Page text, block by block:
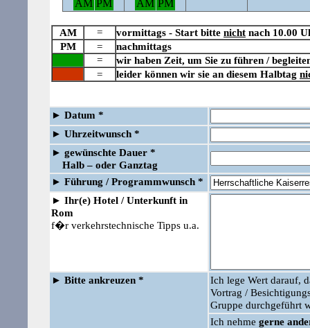
AM = vormittags - Start bitte nicht nach 10.00
PM
=
nachmittags
=
wir haben Zeit, um Sie zu führen /
=
leider können wir sie an diesem Halbtag
► Datum *
► Uhrzeitwunsch *
► gewünschte Dauer *
Halb – oder Ganztag
► Führung /Programmwunsch *
► Ihr(e) Hotel / Unterkunft in
Rom
f�r verkehrstechnische Tipps u.a.
► Bitte ankreuzen *
Ich lege Wert darauf,
Vortrag /
Gruppe durchgeführt
Ich nehme gerne